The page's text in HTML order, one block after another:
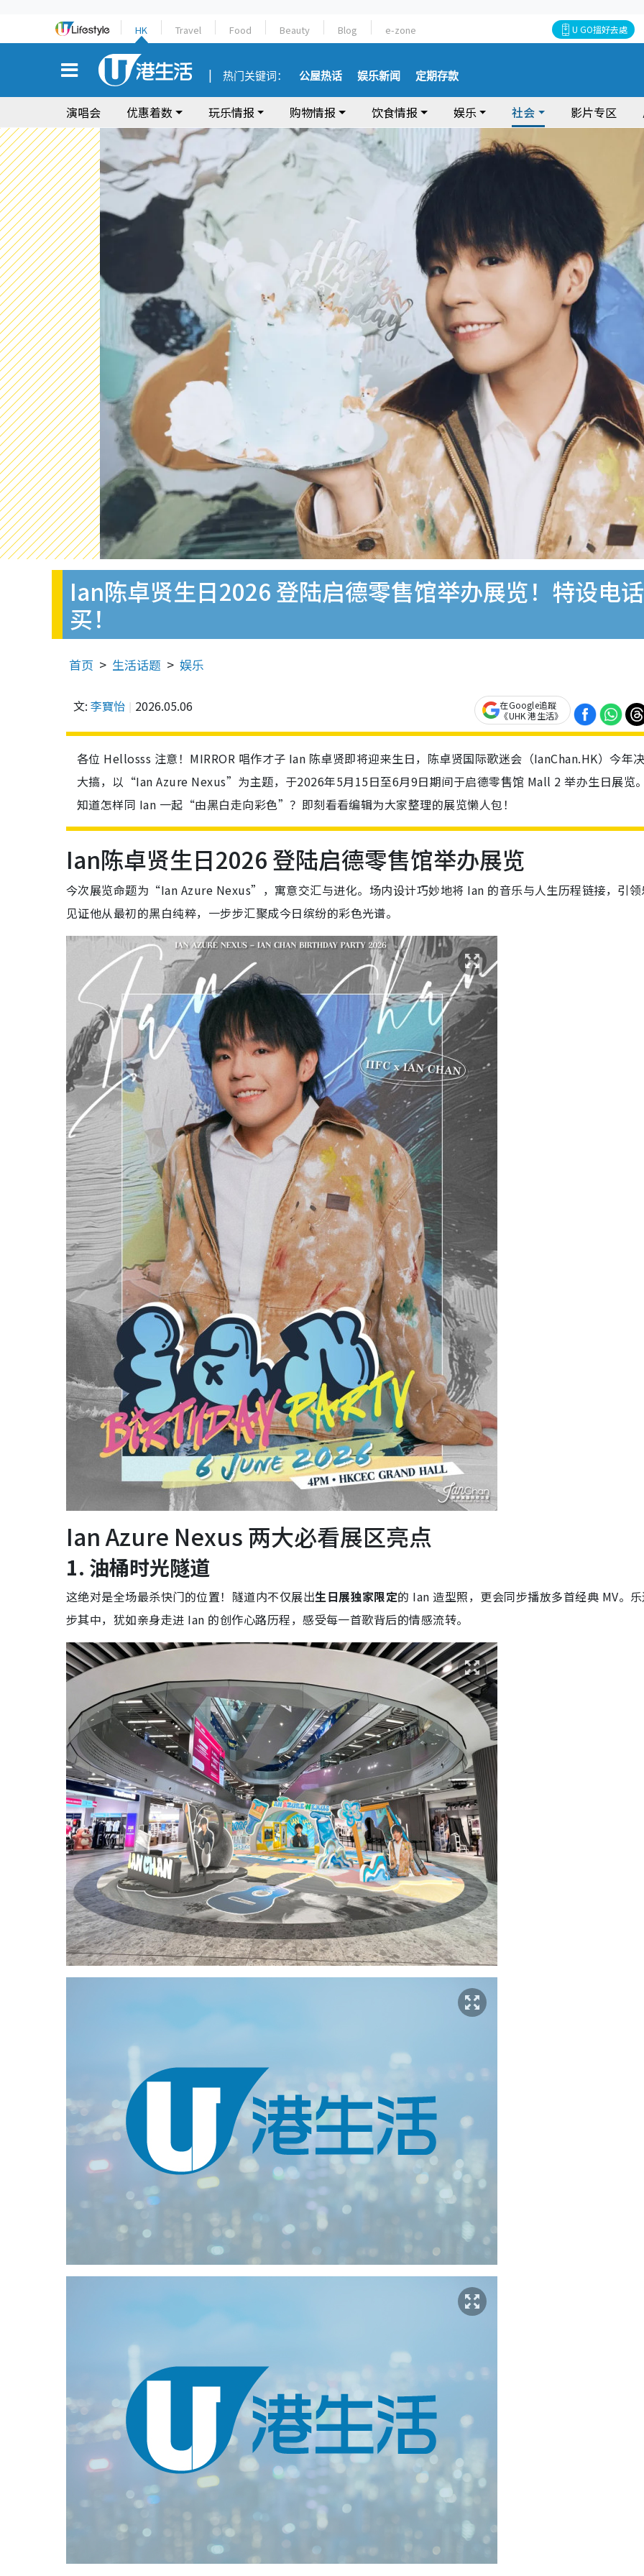
HK Travel Food Beauty Blog e-zone U GO搵好去處
热门关键词： 公屋热话 娱乐新闻 定期存款
演唱会 优惠着数 玩乐情报 购物情报 饮食情报 娱乐 社会 影片专区
Ian陈卓贤生日2026 登陆启德零售馆举办展览！特设电
买！
首页 生活话题 娱乐
文: 李寶怡 2026.05.06
在Google追蹤
《UHK 港生活》
各位 Hellosss 注意！MIRROR 唱作才子 Ian 陈卓贤即将迎来生日，陈卓贤国际歌迷会（IanChan.HK）今年
大搞，以“Ian Azure Nexus”为主题，于2026年5月15日至6月9日期间于启德零售馆 Mall 2 举办生日展览
知道怎样同 Ian 一起“由黑白走向彩色”？即刻看看编辑为大家整理的展览懒人包！
Ian陈卓贤生日2026 登陆启德零售馆举办展览
今次展览命题为“Ian Azure Nexus”，寓意交汇与进化。场内设计巧妙地将 Ian 的音乐与人生历程链接，引
见证他从最初的黑白纯粹，一步步汇聚成今日缤纷的彩色光谱。
Ian Azure Nexus 两大必看展区亮点
1. 油桶时光隧道
这绝对是全场最杀快门的位置！隧道内不仅展出生日展独家限定的 Ian 造型照，更会同步播放多首经典 MV。
步其中，犹如亲身走进 Ian 的创作心路历程，感受每一首歌背后的情感流转。